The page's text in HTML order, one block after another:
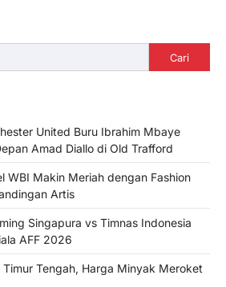
Cari
United Buru Ibrahim Mbaye
Amad Diallo di Old Trafford
WBI Makin Meriah dengan Fashion
Artis
Singapura vs Timnas Indonesia
AFF 2026
Timur Tengah, Harga Minyak Meroket